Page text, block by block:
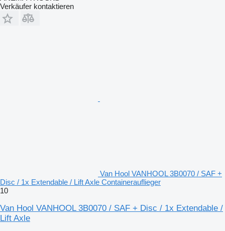
Verkäufer kontaktieren
Van Hool VANHOOL 3B0070 / SAF +
Disc / 1x Extendable / Lift Axle Containerauflieger
10
Van Hool VANHOOL 3B0070 / SAF + Disc / 1x Extendable /
Lift Axle